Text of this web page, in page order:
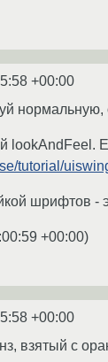
+00:00
нормальную,
lookAndFeel.
tutorial/
шрифтов -
+00:00)
+00:00
взятый с